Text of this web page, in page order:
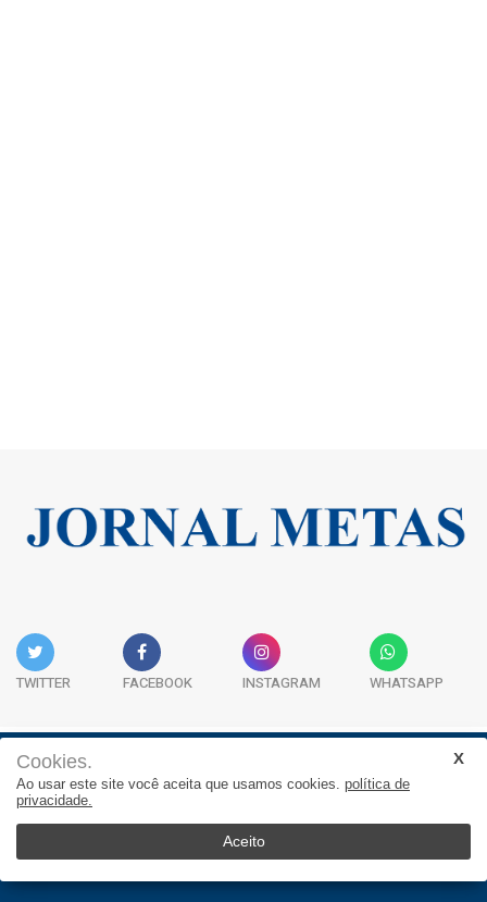
TWITTER FACEBOOK INSTAGRAM WHATSAPP
JORNAL METAS - Rua São José, 253, Sala 302, Centro
Empresarial Atitude - (47) 3332 1620
Cookies.
Ao usar este site você aceita que usamos cookies. política de
privacidade.
Aceito